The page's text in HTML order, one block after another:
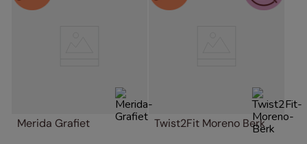
Merida Grafiet Twist2Fit Moreno Berk